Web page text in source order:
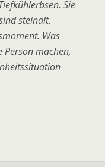
Sie
steinalt.
Was
machen,